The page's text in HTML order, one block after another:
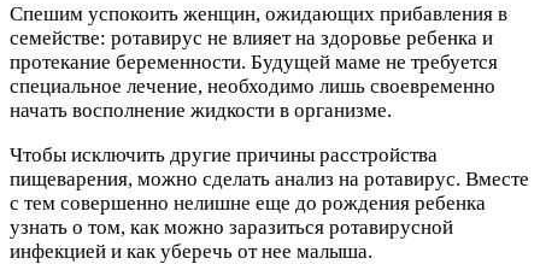
Спешим успокоить женщин, ожидающих прибавления в
семействе: ротавирус не влияет на здоровье ребенка и
протекание беременности. Будущей маме не требуется
специальное лечение, необходимо лишь своевременно
начать восполнение жидкости в организме.
Чтобы исключить другие причины расстройства
пищеварения, можно сделать анализ на ротавирус. Вместе
с тем совершенно нелишне еще до рождения ребенка
узнать о том, как можно заразиться ротавирусной
инфекцией и как уберечь от нее малыша.